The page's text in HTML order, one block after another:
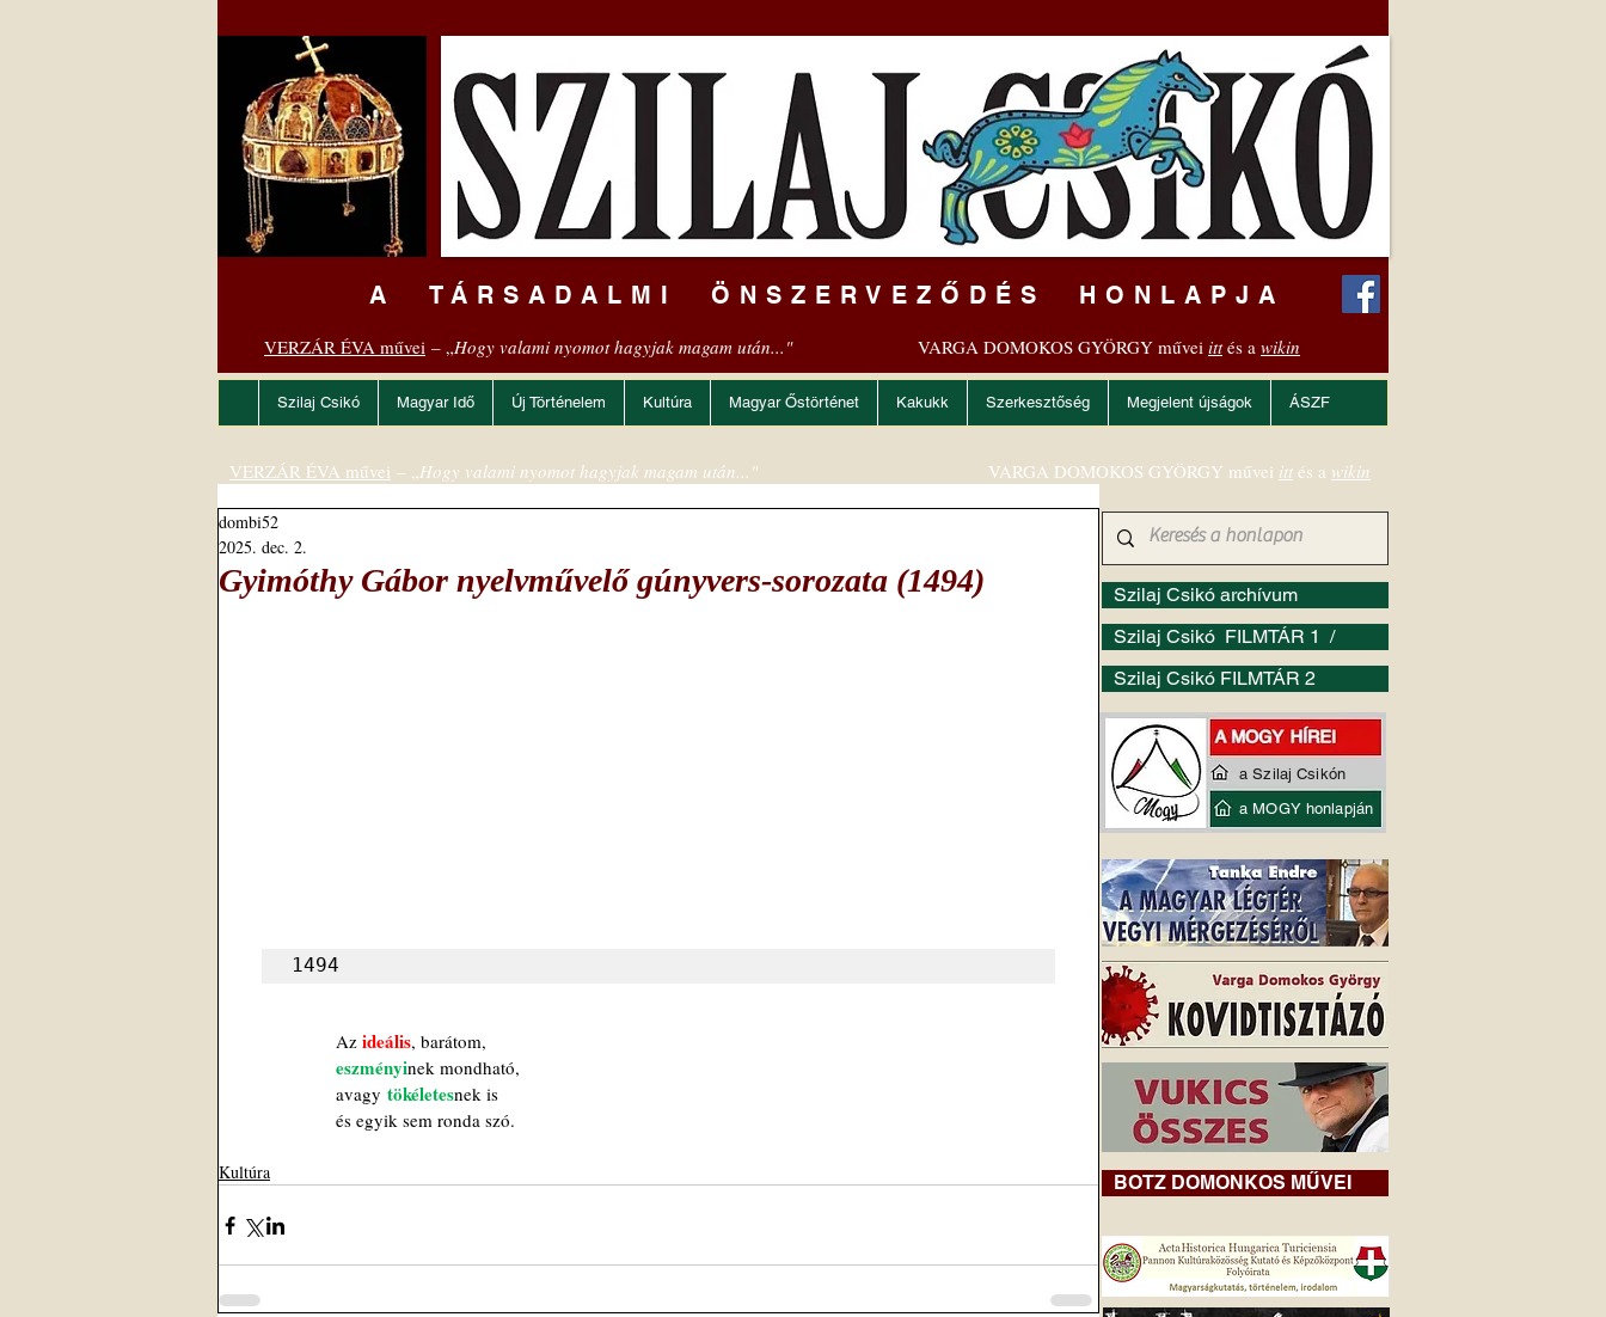
A TÁRSADALMI ÖNSZERVEZŐDÉS HONLAPJA
VERZÁR ÉVA művei – „Hogy valami nyomot hagyjak magam után..." VARGA DOMOKOS GYÖRGY művei ittés a wikin
Szilaj Csikó Magyar Idő Új Történelem Kultúra Magyar Őstörténet Kakukk Szerkesztőség Megjelent újságok ÁSZF
Gyimóthy Gábor nyelvművelő gúnyvers-sorozata (1494)
dombi52
2025. dec. 2.
1494
Az ideális, barátom,
eszményinek mondható,
avagy tökéletesnek is
és egyik sem ronda szó.
Kultúra
Szilaj Csikó archívum
Szilaj Csikó FILMTÁR 1 /
Szilaj Csikó FILMTÁR 2
VERZÁR ÉVA művei – „Hogy valami nyomot hagyjak magam után..." VARGA DOMOKOS GYÖRGY művei itt és a wikin
BOTZ DOMONKOS MŰVEI
a Szilaj Csikón
a MOGY honlapján